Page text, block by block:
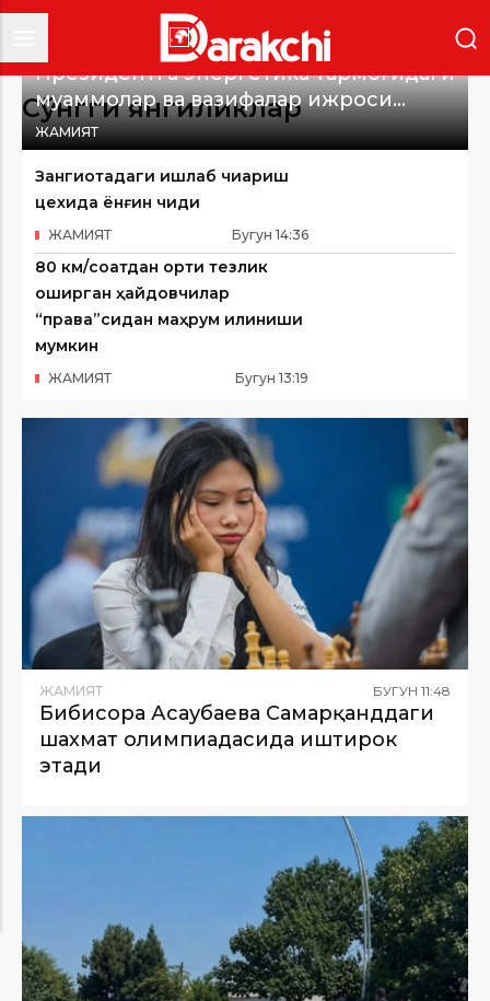
Сўнгги янгиликлар
Президентга энергетика тармоғидаги
муаммолар ва вазифалар ижроси
бўйича ахборот берилди
ЖАМИЯТ
Зангиотадаги ишлаб чиқариш
цехида ёнғин чиқди
Бугун 14:36
ЖАМИЯТ
80 км/соатдан ортиқ тезлик
оширган ҳайдовчилар
“права”сидан маҳрум қилиниши
мумкин
Бугун 13:19
ЖАМИЯТ
ЖАМИЯТ БУГУН 11:48
Бибисора Асаубаева Самарқанддаги
шахмат олимпиадасида иштирок
этади